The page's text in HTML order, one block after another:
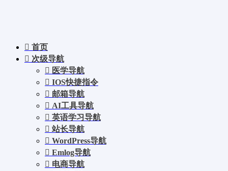
首页
次级导航
医学导航
IOS快捷指令
邮箱导航
AI工具导航
英语学习导航
站长导航
WordPress导航
Emlog导航
电商导航